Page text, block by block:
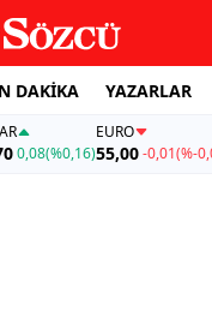
DAKİKA YAZARLAR
0,08(%0,16)
EURO
55,00 -0,01(%-